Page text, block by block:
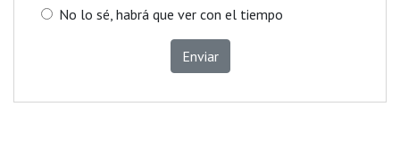
No lo sé, habrá que ver con el tiempo
Enviar